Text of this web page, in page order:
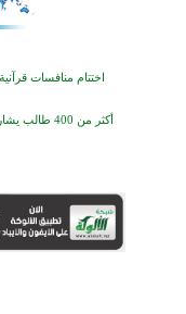
أكثر من 400 طالب يشاركون في مسابقة المعلومات الإسلامية بأستراليا
افتتاح تاريخي لأول
أكبر مشروع إسلامي في ريف
القرآن والتربية في صدارة